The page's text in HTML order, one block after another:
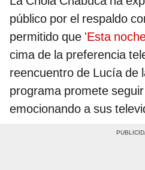
público por el respaldo
permitido que 'Esta
cima de la preferencia
reencuentro de Lucía de
programa promete
emocionando a sus